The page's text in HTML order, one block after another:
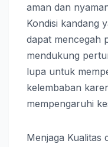
aman dan
Kondisi kandang
dapat mencegah
mendukung
lupa untuk
kelembaban
mempengaruhi
Menjaga Kualitas